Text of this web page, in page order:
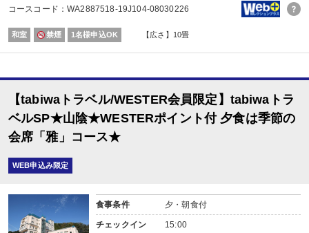
コースコード：WA2887518-19J104-08030226
和室 禁煙 1名様申込OK 【広さ】10畳
【tabiwaトラベル/WESTER会員限定】tabiwaトラ
ベルSP★山陰★WESTERポイント付 夕食は季節の
会席「雅」コース★
WEB申込み限定
食事条件 夕・朝食付
チェックイン 15:00